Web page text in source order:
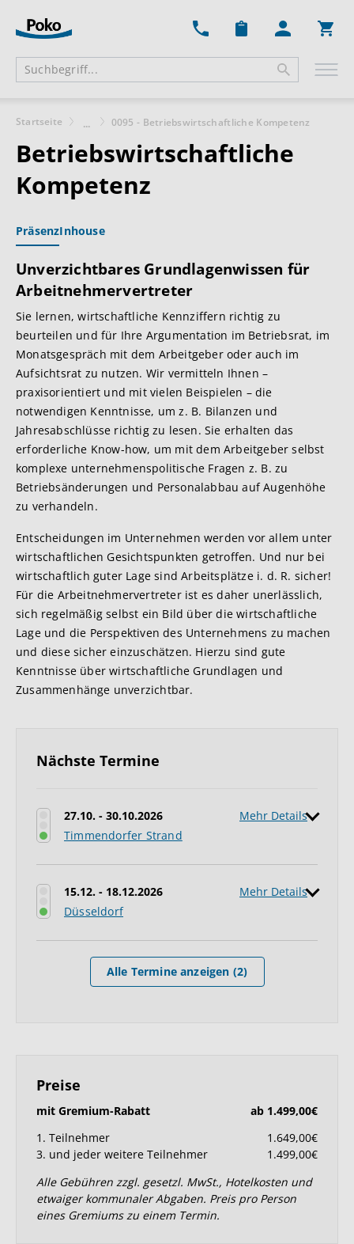
Startseite ... 0095 - Betriebswirtschaftliche Kompetenz
Betriebswirtschaftliche
Kompetenz
PräsenzInhouse
Unverzichtbares Grundlagenwissen für
Arbeitnehmervertreter
Sie lernen, wirtschaftliche Kennziffern richtig zu
beurteilen und für Ihre Argumentation im Betriebsrat, im
Monatsgespräch mit dem Arbeitgeber oder auch im
Aufsichtsrat zu nutzen. Wir vermitteln Ihnen –
praxisorientiert und mit vielen Beispielen – die
notwendigen Kenntnisse, um z. B. Bilanzen und
Jahresabschlüsse richtig zu lesen. Sie erhalten das
erforderliche Know-how, um mit dem Arbeitgeber selbst
komplexe unternehmenspolitische Fragen z. B. zu
Betriebsänderungen und Personalabbau auf Augenhöhe
zu verhandeln.
Entscheidungen im Unternehmen werden vor allem unter
wirtschaftlichen Gesichtspunkten getroffen. Und nur bei
wirtschaftlich guter Lage sind Arbeitsplätze i. d. R. sicher!
Für die Arbeitnehmervertreter ist es daher unerlässlich,
sich regelmäßig selbst ein Bild über die wirtschaftliche
Lage und die Perspektiven des Unternehmens zu machen
und diese sicher einzuschätzen. Hierzu sind gute
Kenntnisse über wirtschaftliche Grundlagen und
Zusammenhänge unverzichtbar.
Nächste Termine
27.10. - 30.10.2026
Timmendorfer Strand
Mehr Details
15.12. - 18.12.2026
Düsseldorf
Mehr Details
Alle Termine anzeigen (2)
Preise
mit Gremium-Rabatt
ab 1.499,00€
1. Teilnehmer
1.649,00€
3. und jeder weitere Teilnehmer
1.499,00€
Alle Gebühren zzgl. gesetzl. MwSt., Hotelkosten und
etwaiger kommunaler Abgaben. Preis pro Person
eines Gremiums zu einem Termin.